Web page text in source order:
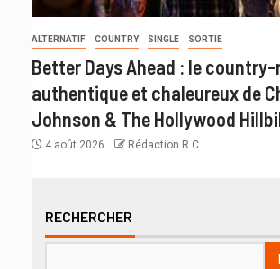
ALTERNATIF COUNTRY SINGLE SORTIE
Better Days Ahead : le
authentique et chaleureux de
Johnson & The Hollywood
4 août 2026 Rédaction R C
RECHERCHER